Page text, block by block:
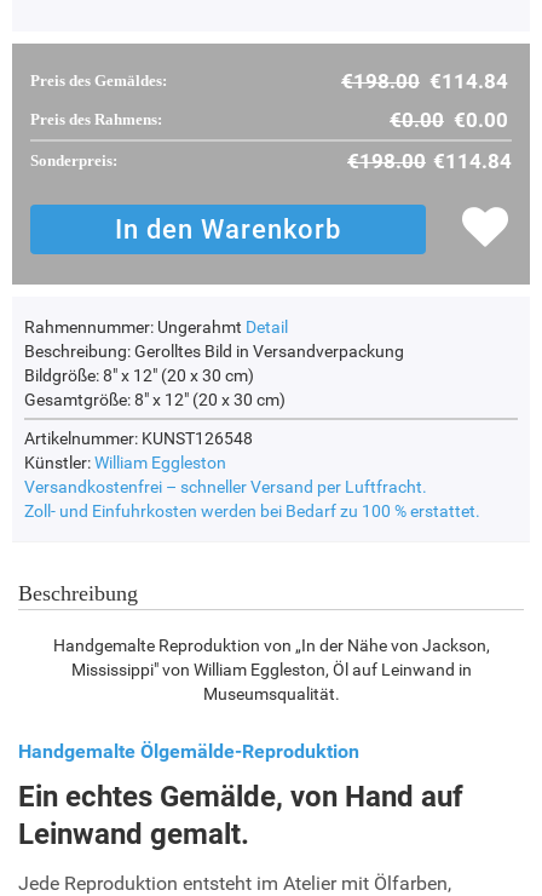
Preis des Gemäldes: €198.00 €114.84
Preis des Rahmens: €0.00 €0.00
Sonderpreis: €198.00 €114.84
Rahmennummer: Ungerahmt Detail
Beschreibung:Gerolltes Bild in Versandverpackung
Bildgröße:8" x 12" (20 x 30 cm)
Gesamtgröße:8" x 12" (20 x 30 cm)
Artikelnummer: KUNST126548
Künstler:William Eggleston
Versandkostenfrei – schneller Versand per Luftfracht.
Zoll- und Einfuhrkosten werden bei Bedarf zu 100 % erstattet.
Beschreibung
Handgemalte Reproduktion von „In der Nähe von Jackson,
Mississippi" von William Eggleston, Öl auf Leinwand in
Museumsqualität.
Handgemalte Ölgemälde-Reproduktion
Ein echtes Gemälde, von Hand auf
Leinwand gemalt.
Jede Reproduktion entsteht im Atelier mit Ölfarben,